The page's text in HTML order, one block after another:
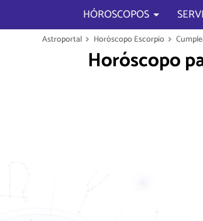
HÓROSCOPOS
Astroportal Horóscopo Escorpio
Horóscopo